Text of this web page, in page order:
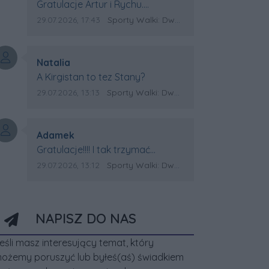
Treść komentarza:
Gratulacje Artur i Rychu.
Powodzenia dla Kirgistanu.
Data dodania komentarza:
29.07.2026, 17:43 Źródło komentarza:
Sporty Walki: Dwa medale za oceanem
Autor komentarza:
Natalia
Treść komentarza:
A Kirgistan to tez Stany?
Data dodania komentarza:
29.07.2026, 13:13 Źródło komentarza:
Sporty Walki: Dwa medale za oceanem
Autor komentarza:
Adamek
Treść komentarza:
Gratulacje!!!! I tak trzymać
Kirgistan czeka na powtórkę z
Data dodania komentarza:
29.07.2026, 13:12 Źródło komentarza:
Sporty Walki: Dwa medale za oceanem
NAPISZ DO NAS
masz interesujący temat, który
poruszyć lub byłeś(aś) świadkiem